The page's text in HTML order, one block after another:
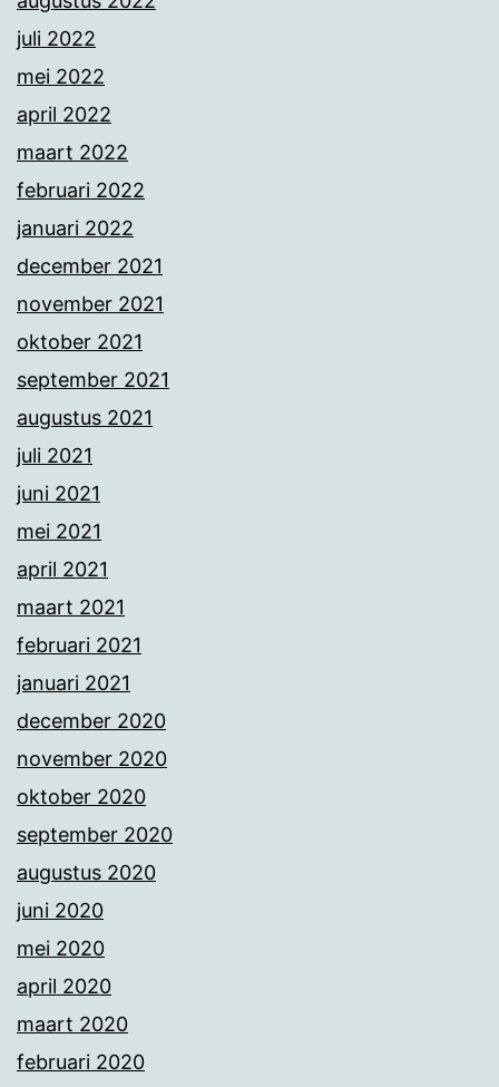
juli 2022
mei 2022
april 2022
maart 2022
februari 2022
januari 2022
december 2021
november 2021
oktober 2021
september 2021
augustus 2021
juli 2021
juni 2021
mei 2021
april 2021
maart 2021
februari 2021
januari 2021
december 2020
november 2020
oktober 2020
september 2020
augustus 2020
juni 2020
mei 2020
april 2020
maart 2020
februari 2020